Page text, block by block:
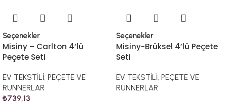
Seçenekler
Misiny – Carlton 4’lü
Peçete Seti
EV TEKSTİLİ, PEÇETE VE
RUNNERLAR
₺739,13
Seçenekler
Misiny-Brüksel 4’lü Peçete
Seti
EV TEKSTİLİ, PEÇETE VE
RUNNERLAR